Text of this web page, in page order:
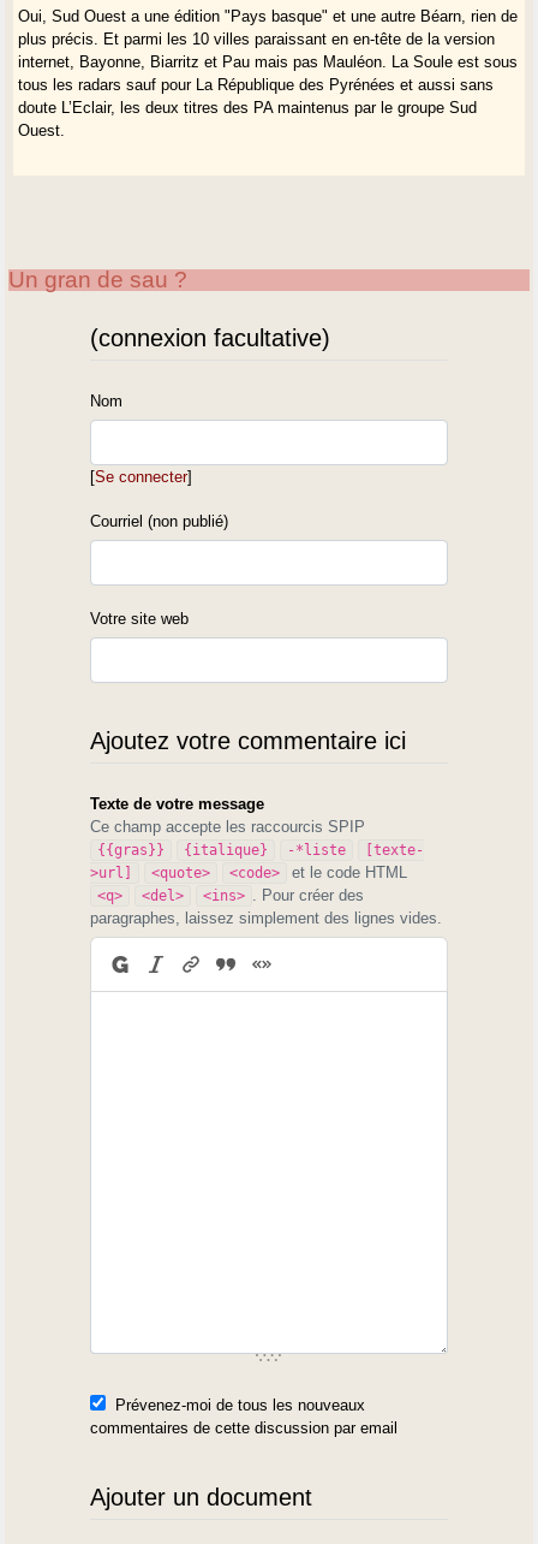
Oui, Sud Ouest a une édition "Pays basque" et une autre Béarn, rien de
plus précis. Et parmi les 10 villes paraissant en en-tête de la version
internet, Bayonne, Biarritz et Pau mais pas Mauléon. La Soule est sous
tous les radars sauf pour La République des Pyrénées et aussi sans
doute L’Eclair, les deux titres des PA maintenus par le groupe Sud
Ouest.
Un gran de sau ?
(connexion facultative)
Nom
[Se connecter]
Courriel (non publié)
Votre site web
Ajoutez votre commentaire ici
Texte de votre message
Ce champ accepte les raccourcis SPIP
{{gras}} {italique} -*liste
[texte-
>url]
<quote> <code> et le code HTML
<q> <del> <ins>
. Pour créer des
paragraphes, laissez simplement des lignes vides.
Prévenez-moi de tous les nouveaux
commentaires de cette discussion par email
Ajouter un document